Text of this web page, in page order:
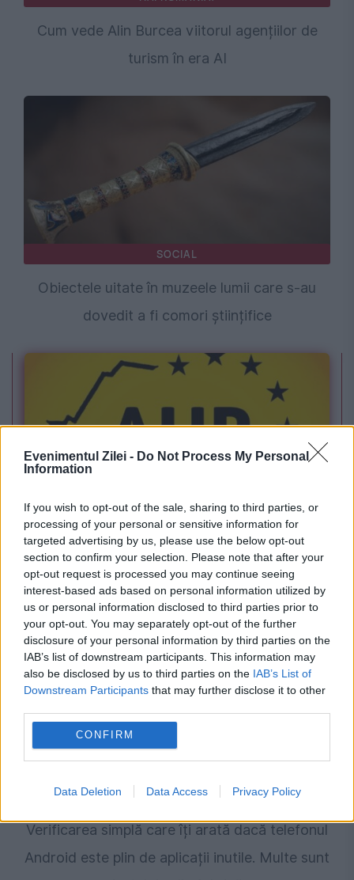
Evenimentul Zilei - Do Not Process My Personal
Information
If you wish to opt-out of the sale, sharing to third parties, or
processing of your personal or sensitive information for
targeted advertising by us, please use the below opt-out
section to confirm your selection. Please note that after your
opt-out request is processed you may continue seeing
interest-based ads based on personal information utilized by
us or personal information disclosed to third parties prior to
your opt-out. You may separately opt-out of the further
disclosure of your personal information by third parties on the
IAB’s list of downstream participants. This information may
also be disclosed by us to third parties on the IAB’s List of
Downstream Participants that may further disclose it to other
CONFIRM
Data Deletion Data Access Privacy Policy
Cum vede Alin Burcea viitorul agențiilor de
turism în era AI
SOCIAL
Obiectele uitate în muzeele lumii care s-au
dovedit a fi comori științifice
POLITICA
Legea biodiversității a trecut de Comisia
Juridică și de Mediu. Tensiuni între AUR și
USR din cauza termenilor din proiect
INTERNATIONAL
Verificarea simplă care îți arată dacă telefonul
Android este plin de aplicații inutile. Multe sunt